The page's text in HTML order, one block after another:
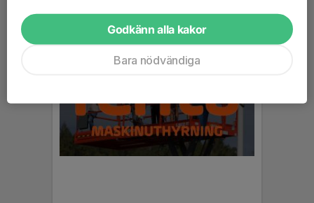
Godkänn alla kakor
Bara nödvändiga